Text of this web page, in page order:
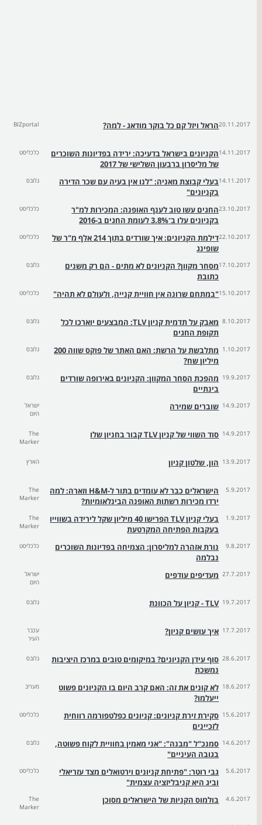
20.11.2017הראל ויזל קם כל בוקר מודאג - למה? BIZportal
14.11.2017הקניונים בישראל בדעיכה: ירידה בפדיונות השוכרים
של מליסרון ברבעון השלישי של 2017
כלכליסט
14.11.2017בעלי קבוצת מאניה: "לנו אין בעיה עם שכר הדירה
בקניונים"
גלובס
23.10.2017החגים עשו טוב לענף האופנה: המכירות למ"ר
בקניונים עלו ב־3.8% לעומת החגים ב-2016
כלכליסט
22.10.2017
דילמת הקניונים: איך שורדים בתוך 214 אלף מ"ר של
שופינג
כלכליסט
17.10.2017מסחר מקוון? הקניונים לא מתים - הם רק משנים
כתובת
גלובס
15.10.2017"במתחם שרונה אין חוויית קנייה, ולעולם לא תהיה" כלכליסט
8.10.2017
מאבק על תדמית קניון TLV: המבצעים יוארכו לכל
תקופת החגים
גלובס
1.10.2017
מתלבשת על הרשת: האם האתר של פוקס שווה 200
מיליון שח?
גלובס
19.9.2017 מהפכת הסחר המקוון: הקניונים באירופה שורדים
בינתיים
גלובס
14.9.2017 שוברים שמירה
ישראל
היום
14.9.2017 סוד השווי של קניון TLV קבור בחניון שלו
The
Marker
13.9.2017 הון, שלטון קניון הארץ
5.9.2017
הישראלים כבר לא עומדים בתור ל-H&M וזארה: למה
ירדו מכירות רשתות האופנה הבינלאומיות?
The
Marker
1.9.2017
בעלי קניון TLV הפרישו 40 מיליון שקל לירידה בשווייו
בעקבות הפתיחה המקרטעת
The
Marker
9.8.2017
נורת אזהרה למליסרון: הצמיחה בפדיונות השוכרים
נבלמה
כלכליסט
27.7.2017 מעדיפים עודפים
ישראל
היום
19.7.2017 TLV - קניון על הכוונת גלובס
17.7.2017 איך עושים קניון?
עכבר
העיר
28.6.2017 סוף עידן הקניונים? במיקומים טובים במרכז היציבות
נמשכת
גלובס
18.6.2017 לא קונים את זה: האם קרב היום בו הקניונים פשוט
ייעלמו?
מעריב
15.6.2017 סקירת זירת קניונים: קניונים כפלטפורמה רווחית
לזכיינים
כלכליסט
14.6.2017 סמנכ"ל "מבנה": "אני מאמין בחוויית לקוח פשוטה,
בגובה העיניים"
גלובס
5.6.2017
גבי רוטר: "פתיחת קניונים וירטואלים מצד עזריאלי
וביג היא קניבליזציה עצמית"
כלכליסט
4.6.2017 בולמוס הקניות של הישראלים מסוכן
The
Marker